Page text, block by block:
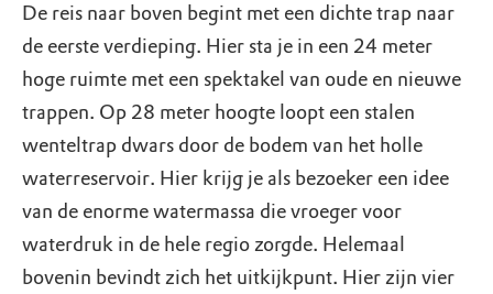
De reis naar boven begint met een dichte trap naar
de eerste verdieping. Hier sta je in een 24 meter
hoge ruimte met een spektakel van oude en nieuwe
trappen. Op 28 meter hoogte loopt een stalen
wenteltrap dwars door de bodem van het holle
waterreservoir. Hier krijg je als bezoeker een idee
van de enorme watermassa die vroeger voor
waterdruk in de hele regio zorgde. Helemaal
bovenin bevindt zich het uitkijkpunt. Hier zijn vier